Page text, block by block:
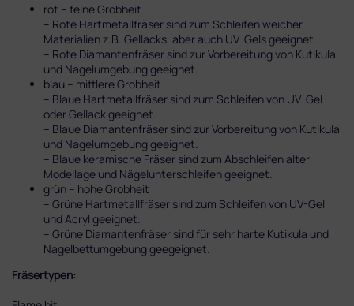
rot – feine Grobheit
– Rote Hartmetallfräser sind zum Schleifen weicher
Materialien z.B. Gellacks, aber auch UV-Gels geeignet.
– Rote Diamantenfräser sind zur Vorbereitung von Kutikula
und Nagelumgebung geeignet.
blau – mittlere Grobheit
– Blaue Hartmetallfräser sind zum Schleifen von UV-Gel
oder Gellack geeignet.
– Blaue Diamantenfräser sind zur Vorbereitung von Kutikula
und Nagelumgebung geeignet.
– Blaue keramische Fräser sind zum Abschleifen alter
Modellage und Nägelunterschleifen geeignet.
grün – hohe Grobheit
– Grüne Hartmetallfräser sind zum Schleifen von UV-Gel
und Acryl geeignet.
– Grüne Diamantenfräser sind für sehr harte Kutikula und
Nagelbettumgebung geegeignet.
Fräsertypen: